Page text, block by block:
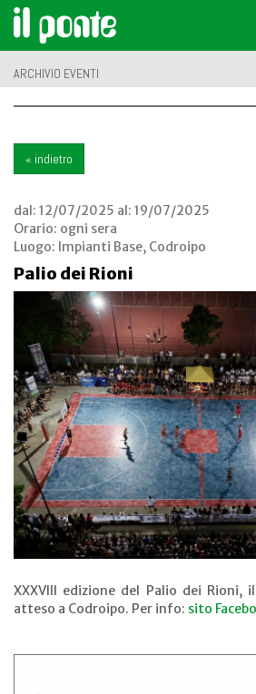
ARCHIVIO EVENTI
« indietro
dal: 12/07/2025 al: 19/07/2025
Orario: ogni sera
Luogo: Impianti Base, Codroipo
Palio dei Rioni
XXXVIII edizione del Palio dei Rioni,
atteso a Codroipo. Per info: sito